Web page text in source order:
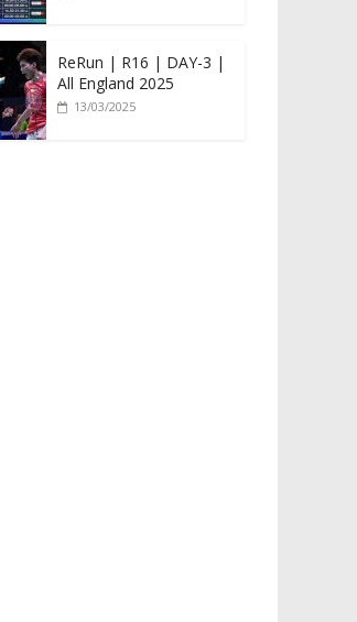
ReRun | R16 | DAY-3 |
All England 2025
13/03/2025